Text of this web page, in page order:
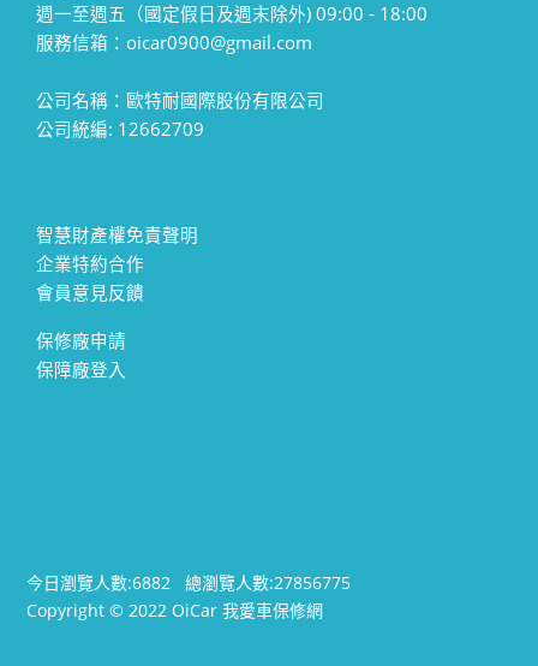
週一至週五（國定假日及週末除外) 09:00 - 18:00
服務信箱：oicar0900@gmail.com
公司名稱：歐特耐國際股份有限公司
公司統編: 12662709
智慧財產權免責聲明
企業特約合作
會員意見反饋
保修廠申請
保障廠登入
今日瀏覽人數:6882總瀏覽人數:27856775
Copyright © 2022 OiCar 我愛車保修網